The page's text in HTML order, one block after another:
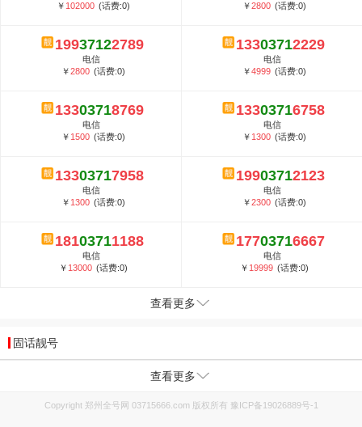
￥ 102000 (话费:0)
￥2800 (话费:0)
19937122789
电信
￥2800 (话费:0)
13303712229
电信
￥4999 (话费:0)
13303718769
电信
￥ 1500 (话费:0)
13303716758
电信
￥ 1300 (话费:0)
13303717958
电信
￥ 1300 (话费:0)
19903712123
电信
￥2300 (话费:0)
18103711188
电信
￥ 13000 (话费:0)
17703716667
电信
￥ 19999 (话费:0)
查看更多
固话靓号
查看更多
Copyright 郑州全号网 03715666.com 版权所有 豫ICP备19026889号-1